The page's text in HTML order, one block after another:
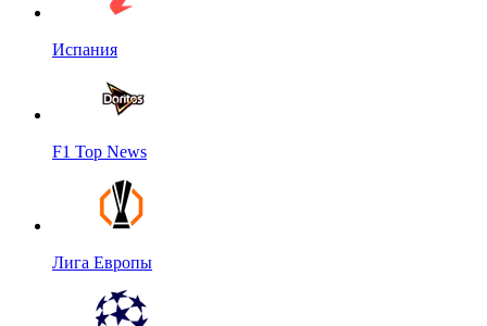
Испания
F1 Top News
Лига Европы